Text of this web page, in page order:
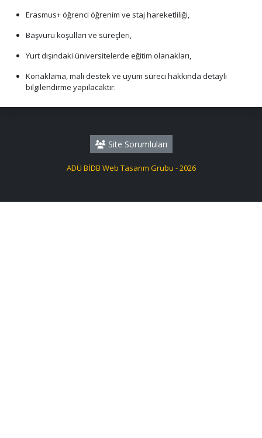
Erasmus+ öğrenci öğrenim ve staj hareketliliği,
Başvuru koşulları ve süreçleri,
Yurt dışındaki üniversitelerde eğitim olanakları,
Konaklama, mali destek ve uyum süreci hakkında detaylı
bilgilendirme yapılacaktır.
Site Sorumluları
ADÜ BİDB Web Tasarım Grubu - 2026